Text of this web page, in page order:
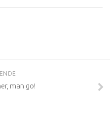
man go!